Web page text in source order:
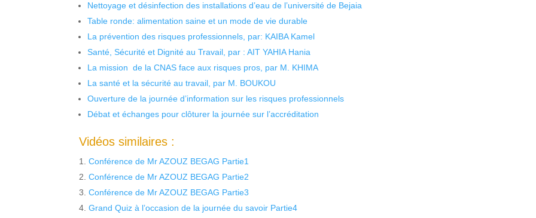
Nettoyage et désinfection des installations d’eau de l’université de Bejaia
Table ronde: alimentation saine et un mode de vie durable
La prévention des risques professionnels, par: KAIBA Kamel
Santé, Sécurité et Dignité au Travail, par : AIT YAHIA Hania
La mission de la CNAS face aux risques pros, par M. KHIMA
La santé et la sécurité au travail, par M. BOUKOU
Ouverture de la journée d’information sur les risques professionnels
Débat et échanges pour clôturer la journée sur l’accréditation
Vidéos similaires :
Conférence de Mr AZOUZ BEGAG Partie1
Conférence de Mr AZOUZ BEGAG Partie2
Conférence de Mr AZOUZ BEGAG Partie3
Grand Quiz à l’occasion de la journée du savoir Partie4